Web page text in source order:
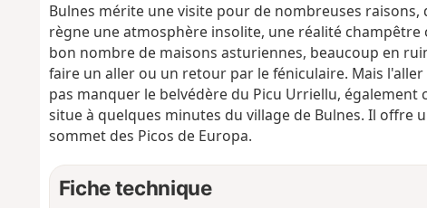
Bulnes mérite une visite pour de nombreuses raisons,
règne une atmosphère insolite, une réalité
bon nombre de maisons asturiennes, beaucoup en
faire un aller ou un retour par le féniculaire. Mais
pas manquer le belvédère du Picu Urriellu, également
situe à quelques minutes du village de Bulnes. Il offre
sommet des Picos de Europa.
Fiche technique